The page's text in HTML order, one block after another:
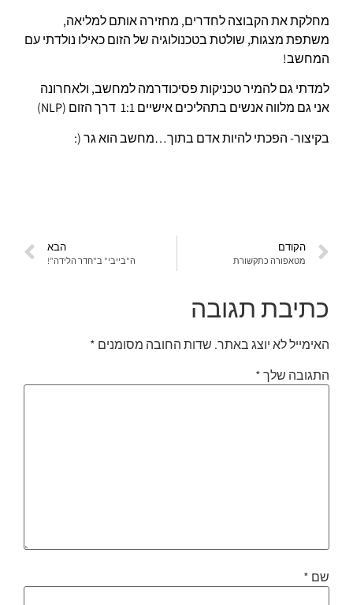
מחלקת את הקבוצה לחדרים, מחזירה אותם למליאה,
משתפת מצגות, שולטת בטכנולוגיה של הזום כאילו נולדתי עם
המחשב!
למדתי גם להמיר טכניקות פסיכודרמה למחשב, ולאחרונה
אני גם מלווה אנשים בתהליכים אישיים 1:1 דרך הזום (NLP)
בקיצור- הפכתי להיות אדם בתוך…מחשב הוא גר (:
הקודם
מטאפורה כתקשורת
הבא
ה"בייבי" ב"חדר הלידה"!
כתיבת תגובה
האימייל לא יוצג באתר. שדות החובה מסומנים *
התגובה שלך*
שם *